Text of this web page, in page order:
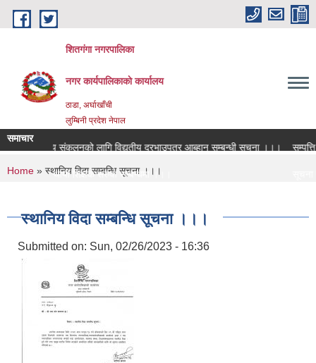
Skip to main content
शितगंगा नगरपालिका
नगर कार्यपालिकाकाे कार्यालय
ठाडा, अर्घाखाँची
लुम्बिनी प्रदेश नेपाल
समाचार
आय संकलनको लागि विद्युतीय दरभाउपत्र आब्हान सम्बन्धी सूचना ।।।
सम्पत्ति
पदमा स्थायी शिक्षक सरुवा सम्बन्धमा ।।।
You are here
Home » स्थानिय विदा सम्बन्धि सूचना ।।।
स्थानिय विदा सम्बन्धि सूचना ।।।
Submitted on: Sun, 02/26/2023 - 16:36